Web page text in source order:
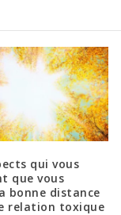
qui vous
que vous
bonne distance
relation toxique